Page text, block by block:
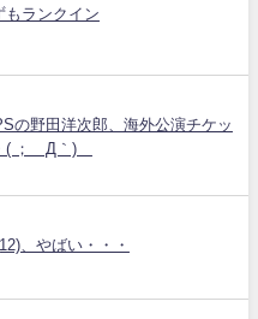
もランクイン
の野田洋次郎、海外公演チケッ
( ；´Д｀)
、やばい・・・